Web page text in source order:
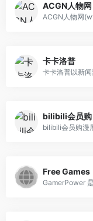
ACGN人物网
卡卡洛普
bilibili会员购
Free Games